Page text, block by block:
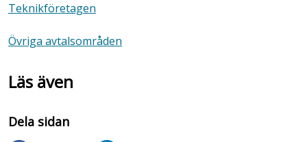
Teknikföretagen
Övriga avtalsområden
Läs även
Dela sidan